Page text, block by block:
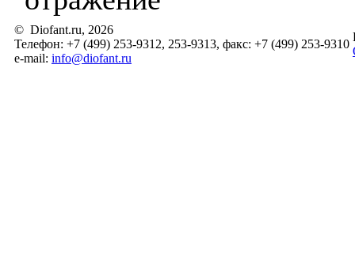
© Diofant.ru, 2026
Телефон: +7 (499) 253-9312, 253-9313, факс: +7 (499) 253-9310
e-mail: info@diofant.ru